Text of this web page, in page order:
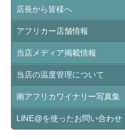
店長から皆様へ
アフリカー店舗情報
当店メディア掲載情報
当店の温度管理について
南アフリカワイナリー写真集
LINE@を使ったお問い合わせ